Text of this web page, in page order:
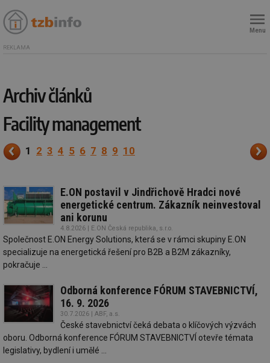
Menu
REKLAMA
Archiv článků
Facility management
1 2 3 4 5 6 7 8 9 10
E.ON postavil v Jindřichově Hradci nové
energetické centrum. Zákazník neinvestoval
ani korunu
4.8.2026 | E.ON Česká republika, s.r.o.
Společnost E.ON Energy Solutions, která se v rámci skupiny E.ON
specializuje na energetická řešení pro B2B a B2M zákazníky,
pokračuje ...
Odborná konference FÓRUM STAVEBNICTVÍ,
16. 9. 2026
30.7.2026 | ABF, a.s.
České stavebnictví čeká debata o klíčových výzvách
oboru. Odborná konference FÓRUM STAVEBNICTVÍ otevře témata
legislativy, bydlení i umělé ...